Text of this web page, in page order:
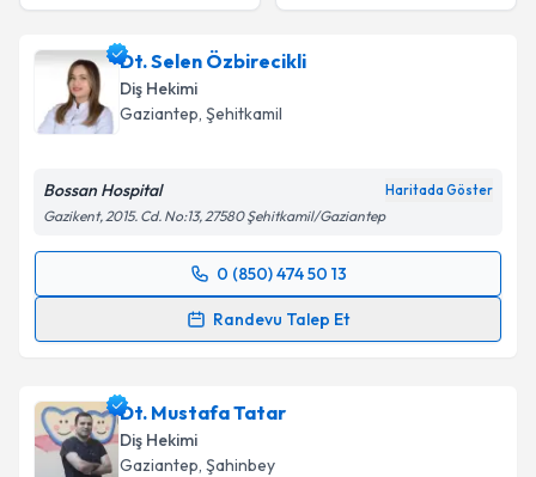
Dt. Selen Özbirecikli
Diş Hekimi
Gaziantep, Şehitkamil
Bossan Hospital Haritada Göster
Gazikent, 2015. Cd. No:13, 27580 Şehitkamil/Gaziantep
0 (850) 474 50 13
Randevu Talep Et
Randevu Takvimi Talebi
takvim hazırlandığında e-posta ile bilgilendireceğiz.
E-posta Adresiniz
Dt. Mustafa Tatar
Diş Hekimi
Gaziantep, Şahinbey